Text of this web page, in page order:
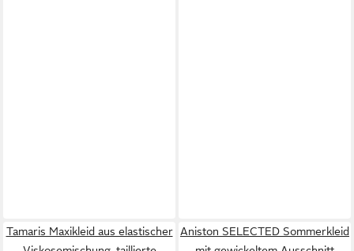
Tamaris Maxikleid aus elastischer
Aniston SELECTED Sommerkleid